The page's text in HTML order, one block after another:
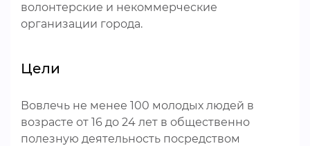
волонтерские и некоммерческие
организации города.
Цели
Вовлечь не менее 100 молодых людей в
возрасте от 16 до 24 лет в общественно
полезную деятельность посредством